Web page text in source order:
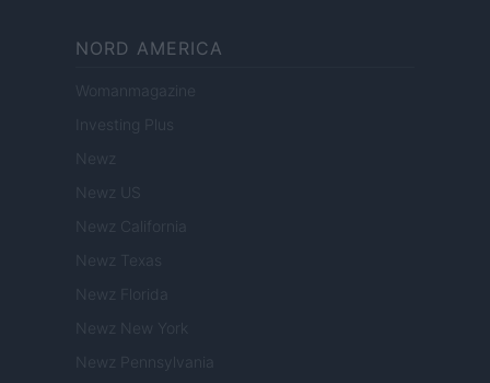
NORD AMERICA
Womanmagazine
Investing Plus
Newz
Newz US
Newz California
Newz Texas
Newz Florida
Newz New York
Newz Pennsylvania